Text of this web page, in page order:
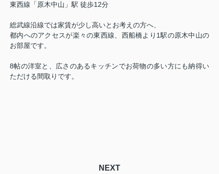
東西線「原木中山」駅 徒歩12分
総武線沿線では家賃が少し高いとお考えの方へ、
都内へのアクセスが楽々の東西線、西船橋より1駅の原木中山の
お部屋です。
8帖の洋室と、広さのあるキッチンでお荷物の多い方にも納得い
ただける間取りです。
NEXT